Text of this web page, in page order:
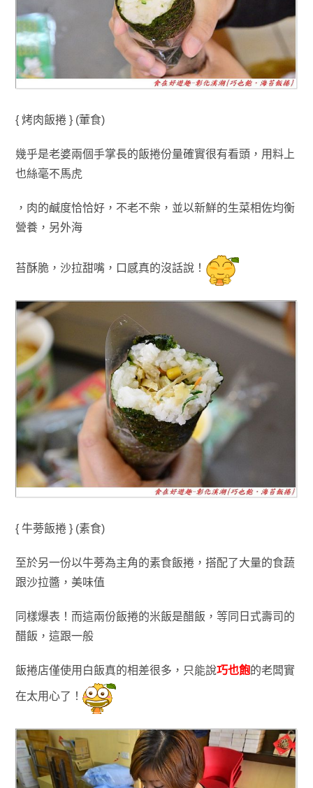
{ 烤肉飯捲 } (葷食)
幾乎是老婆兩個手掌長的飯捲份量確實很有看頭，用料上
也絲毫不馬虎
， 肉的鹹度恰恰好，不老不柴，並以新鮮的生菜相佐均衡
營養，另外海
苔酥脆，沙拉甜嘴，口感真的沒話說！
{ 牛蒡飯捲 } (素食)
至於另一份以牛蒡為主角的素食飯捲， 搭配了大量的食蔬
跟沙拉醬， 美味值
同樣爆表！而這兩份飯捲的米飯是醋飯 ，等同日式壽司的
醋飯 ， 這跟一般
飯捲店僅使用白飯真的相差很多，只能說巧也飽的老闆實
在太用心了 ！